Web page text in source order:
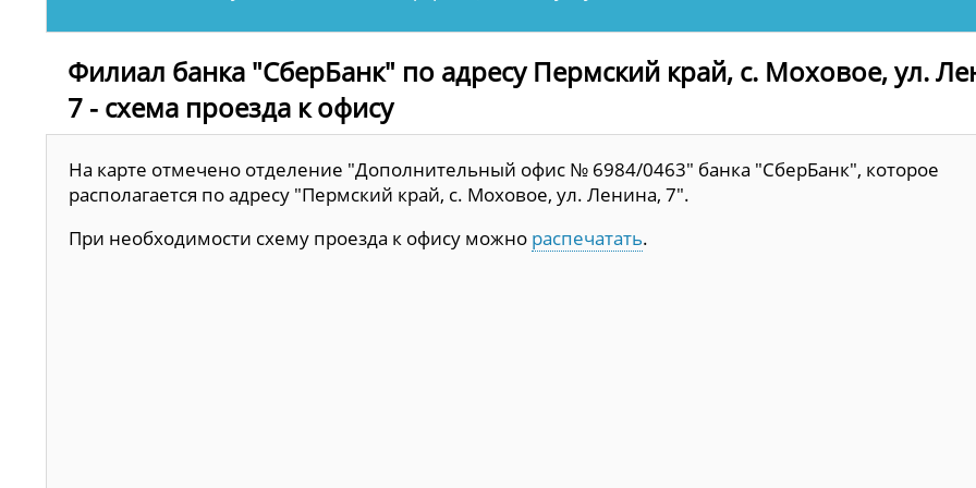
Филиал банка "СберБанк" по адресу Пермский край, с. Моховое, ул.
7 - схема проезда к офису
На карте отмечено отделение "Дополнительный офис № 6984/0463" банка "СберБанк", которое
располагается по адресу "Пермский край, с. Моховое, ул. Ленина, 7".
При необходимости схему проезда к офису можно распечатать.